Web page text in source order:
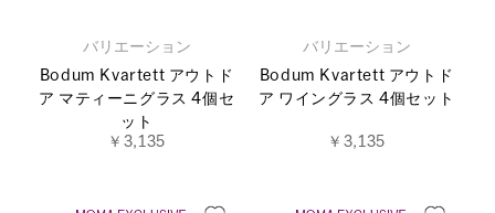
バリエーション
Bodum Kvartett アウトド
ア マティーニグラス 4個セ
ット
￥3,135
バリエーション
Bodum Kvartett アウトド
ア ワイングラス 4個セット
￥3,135